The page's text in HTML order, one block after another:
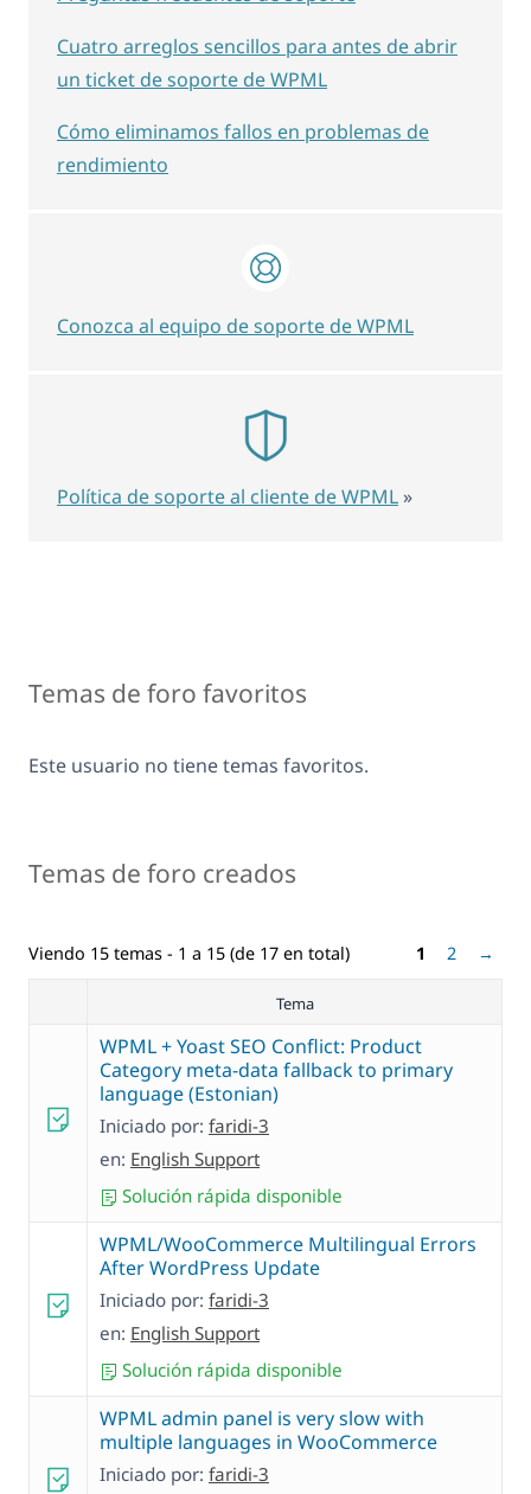
Temas de foro favoritos
Este usuario no tiene temas favoritos.
Temas de foro creados
Viendo 15 temas - 1 a 15 (de 17 en total) 1 2 →
Tema
WPML + Yoast SEO Conflict: Product
Category meta-data fallback to primary
language (Estonian)
Iniciado por: faridi-3
en: English Support
Solución rápida disponible
WPML/WooCommerce Multilingual Errors
After WordPress Update
Iniciado por: faridi-3
en: English Support
Solución rápida disponible
WPML admin panel is very slow with
multiple languages in WooCommerce
Iniciado por: faridi-3
Cuatro arreglos sencillos para antes de abrir
un ticket de soporte de WPML
Cómo eliminamos fallos en problemas de
rendimiento
Conozca al equipo de soporte de WPML
Política de soporte al cliente de WPML »